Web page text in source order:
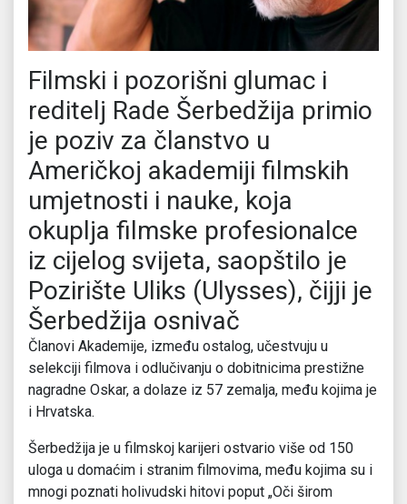
Filmski i pozorišni glumac i
reditelj Rade Šerbedžija primio
je poziv za članstvo u
Američkoj akademiji filmskih
umjetnosti i nauke, koja
okuplja filmske profesionalce
iz cijelog svijeta, saopštilo je
Pozirište Uliks (Ulysses), čijji je
Šerbedžija osnivač
Članovi Akademije, između ostalog, učestvuju u
selekciji filmova i odlučivanju o dobitnicima prestižne
nagradne Oskar, a dolaze iz 57 zemalja, među kojima je
i Hrvatska.
Šerbedžija je u filmskoj karijeri ostvario više od 150
uloga u domaćim i stranim filmovima, među kojima su i
mnogi poznati holivudski hitovi poput „Oči širom